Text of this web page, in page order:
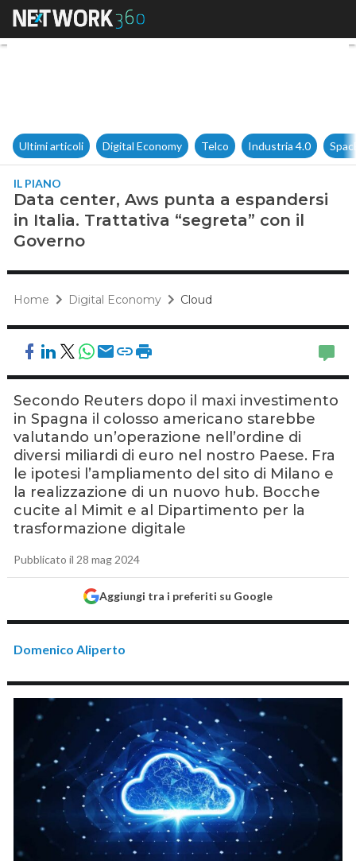
Data center, Aws punta a
Ultimi articoli Digital Economy Telco Industria 4.0
IL PIANO
Data center, Aws punta a espandersi
in Italia. Trattativa “segreta” con il
Governo
Home Digital Economy Cloud
Secondo Reuters dopo il maxi investimento
in Spagna il colosso americano starebbe
valutando un’operazione nell’ordine di
diversi miliardi di euro nel nostro Paese. Fra
le ipotesi l’ampliamento del sito di Milano e
la realizzazione di un nuovo hub. Bocche
cucite al Mimit e al Dipartimento per la
trasformazione digitale
Pubblicato il 28 mag 2024
Aggiungi tra i preferiti su Google
Domenico Aliperto